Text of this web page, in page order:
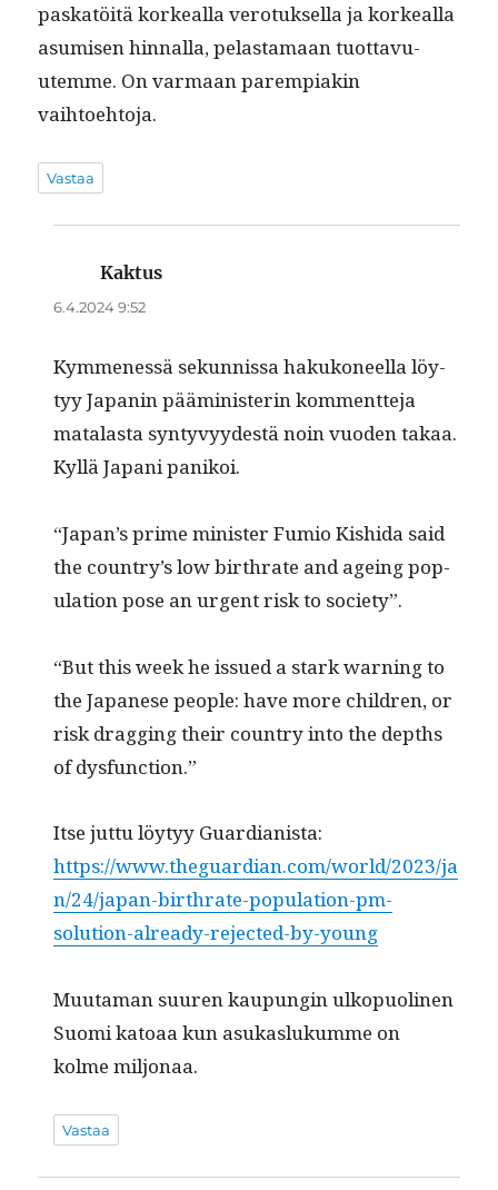
paskatöitä korkeal­la vero­tuk­sel­la ja korkeal­la
asumisen hin­nal­la, pelas­ta­maan tuot­tavu­
utemme. On var­maan parem­piakin
vaihtoehtoja.
Vastaa
Kaktus
6.4.2024 9:52
Kymme­nessä sekun­nis­sa hakukoneel­la löy­
tyy Japanin päämin­is­terin kom­ment­te­ja
mata­las­ta syn­tyvyy­destä noin vuo­den takaa.
Kyl­lä Japani panikoi.
“Japan’s prime min­is­ter Fumio Kishi­da said
the coun­try’s low birthrate and age­ing pop­
u­la­tion pose an urgent risk to society”.
“But this week he issued a stark warn­ing to
the Japan­ese peo­ple: have more chil­dren, or
risk drag­ging their coun­try into the depths
of dysfunction.”
Itse jut­tu löy­tyy Guardian­ista:
https://www.theguardian.com/world/2023/ja
n/24/japan-birthrate-population-pm-
solution-already-rejected-by-young
Muu­ta­man suuren kaupun­gin ulkop­uo­li­nen
Suo­mi katoaa kun asukaslukumme on
kolme miljonaa.
Vastaa